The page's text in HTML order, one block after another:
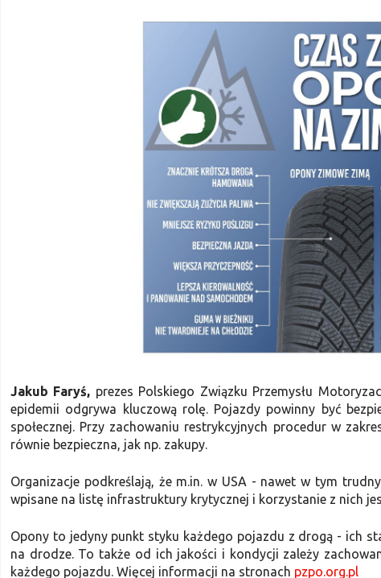
Jakub Faryś, prezes Polskiego Związku Przemysłu
epidemii odgrywa kluczową rolę. Pojazdy powinny być
społecznej. Przy zachowaniu restrykcyjnych procedur w
równie bezpieczna, jak np. zakupy.
Organizacje podkreślają, że m.in. w USA - nawet w tym
wpisane na listę infrastruktury krytycznej i korzystanie z nich
Opony to jedyny punkt styku każdego pojazdu z drogą - ich
na drodze. To także od ich jakości i kondycji zależy
każdego pojazdu. Więcej informacji na stronach pzpo.org.pl